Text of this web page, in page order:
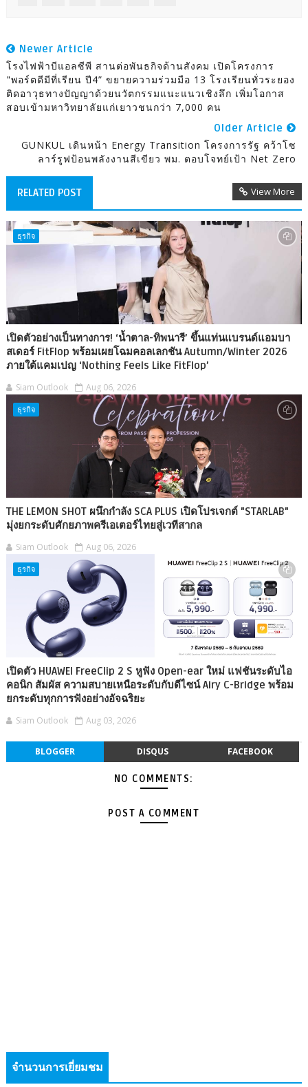
Newer Article
โรงไฟฟ้าบีแอลซีพี สานต่อพันธกิจด้านสังคม เปิดโครงการ
"พอร์ตดีมีที่เรียน ปี4” ขยายความร่วมมือ 13 โรงเรียนทั่วระยอง
ติดอาวุธทางปัญญาด้วยนวัตกรรมแนะแนวเชิงลึก เพิ่มโอกาส
สอบเข้ามหาวิทยาลัยแก่เยาวชนกว่า 7,000 คน
Older Article
GUNKUL เดินหน้า Energy Transition โครงการรัฐ คว้าโซ
ลาร์รูฟป้อนพลังงานสีเขียว พม. ตอบโจทย์เป้า Net Zero
RELATED POST View More
ธุรกิจ
เปิดตัวอย่างเป็นทางการ! ‘น้ำตาล-ทิพนารี’ ขึ้นแท่นแบรนด์แอมบา
สเดอร์ FitFlop พร้อมเผยโฉมคอลเลกชัน Autumn/Winter 2026
ภายใต้แคมเปญ ‘Nothing Feels Like FitFlop’
Siam Outlook Aug 06, 2026
ธุรกิจ
THE LEMON SHOT ผนึกกำลัง SCA PLUS เปิดโปรเจกต์ "STARLAB"
มุ่งยกระดับศักยภาพครีเอเตอร์ไทยสู่เวทีสากล
Siam Outlook Aug 06, 2026
ธุรกิจ
เปิดตัว HUAWEI FreeClip 2 S หูฟัง Open-ear ใหม่ แฟชันระดับไอ
คอนิก สัมผัส ความสบายเหนือระดับกับดีไซน์ Airy C-Bridge พร้อม
ยกระดับทุกการฟังอย่างอัจฉริยะ
Siam Outlook Aug 03, 2026
BLOGGER DISQUS FACEBOOK
NO COMMENTS:
POST A COMMENT
จำนวนการเยี่ยมชม